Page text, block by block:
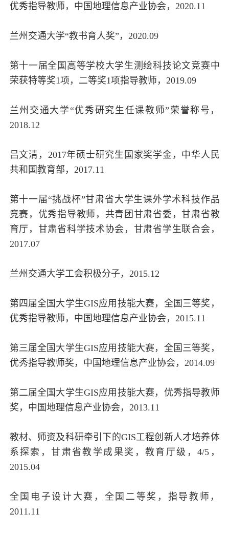
优秀指导教师，中国地理信息产业协会，2020.11
兰州交通大学“教书育人奖”，2020.09
第十一届全国高等学校大学生测绘科技论文竞赛中
荣获特等奖1项，二等奖1项指导教师，2019.09
兰州交通大学“优秀研究生任课教师”荣誉称号，
2018.12
吕文清，2017年硕士研究生国家奖学金，中华人民
共和国教育部，2017.11
第十一届“挑战杯”甘肃省大学生课外学术科技作品
竞赛，优秀指导教师，共青团甘肃省委，甘肃省教
育厅，甘肃省科学技术协会，甘肃省学生联合会，
2017.07
兰州交通大学工会积极分子，2015.12
第四届全国大学生GIS应用技能大赛，全国三等奖，
优秀指导教师，中国地理信息产业协会，2015.11
第三届全国大学生GIS应用技能大赛，全国三等奖，
优秀指导教师奖，中国地理信息产业协会，2014.09
第二届全国大学生GIS应用技能大赛，优秀指导教师
奖，中国地理信息产业协会，2013.11
教材、师资及科研牵引下的GIS工程创新人才培养体
系探索，甘肃省教学成果奖，教育厅级，4/5，
2015.04
全国电子设计大赛，全国二等奖，指导教师，
2011.11